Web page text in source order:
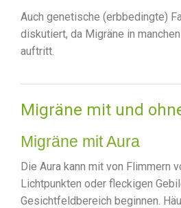
Auch genetische (erbbedingte)
diskutiert, da Migräne in
auftritt.
Migräne mit und
Migräne mit Aura
Die Aura kann mit von Flimmern
Lichtpunkten oder fleckigen
Gesichtfeldbereich beginnen.